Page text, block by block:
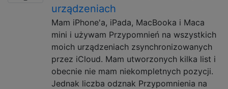
urządzeniach
Mam iPhone'a, iPada, MacBooka i Maca
mini i używam Przypomnień na wszystkich
moich urządzeniach zsynchronizowanych
przez iCloud. Mam utworzonych kilka list i
obecnie nie mam niekompletnych pozycji.
Jednak liczba odznak Przypomnienia na